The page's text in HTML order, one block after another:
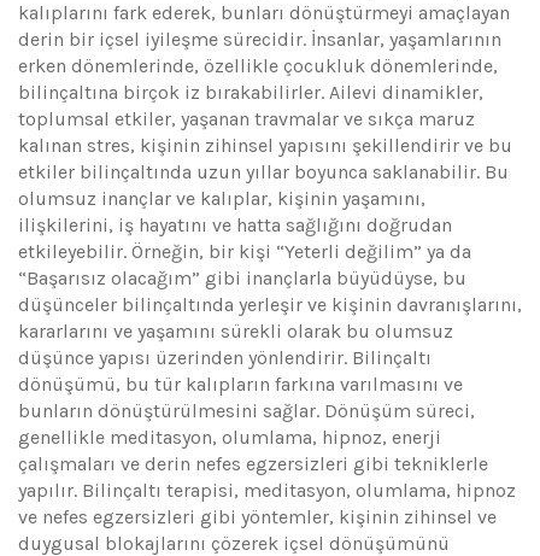
kalıplarını fark ederek, bunları dönüştürmeyi amaçlayan
derin bir içsel iyileşme sürecidir. İnsanlar, yaşamlarının
erken dönemlerinde, özellikle çocukluk dönemlerinde,
bilinçaltına birçok iz bırakabilirler. Ailevi dinamikler,
toplumsal etkiler, yaşanan travmalar ve sıkça maruz
kalınan stres, kişinin zihinsel yapısını şekillendirir ve bu
etkiler bilinçaltında uzun yıllar boyunca saklanabilir. Bu
olumsuz inançlar ve kalıplar, kişinin yaşamını,
ilişkilerini, iş hayatını ve hatta sağlığını doğrudan
etkileyebilir. Örneğin, bir kişi “Yeterli değilim” ya da
“Başarısız olacağım” gibi inançlarla büyüdüyse, bu
düşünceler bilinçaltında yerleşir ve kişinin davranışlarını,
kararlarını ve yaşamını sürekli olarak bu olumsuz
düşünce yapısı üzerinden yönlendirir. Bilinçaltı
dönüşümü, bu tür kalıpların farkına varılmasını ve
bunların dönüştürülmesini sağlar. Dönüşüm süreci,
genellikle meditasyon, olumlama, hipnoz, enerji
çalışmaları ve derin nefes egzersizleri gibi tekniklerle
yapılır. Bilinçaltı terapisi, meditasyon, olumlama, hipnoz
ve nefes egzersizleri gibi yöntemler, kişinin zihinsel ve
duygusal blokajlarını çözerek içsel dönüşümünü